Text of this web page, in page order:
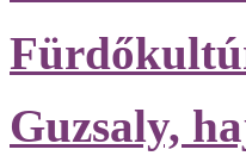
Guzsaly,